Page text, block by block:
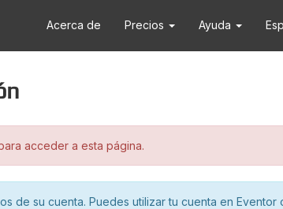
Acerca de Precios Ayuda
acceder a esta página.
de su cuenta. Puedes utilizar tu cuenta en Eventor